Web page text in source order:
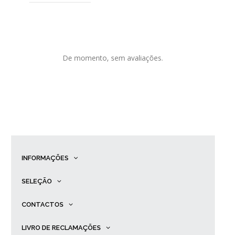
De momento, sem avaliações.
INFORMAÇÕES
SELEÇÃO
CONTACTOS
LIVRO DE RECLAMAÇÕES